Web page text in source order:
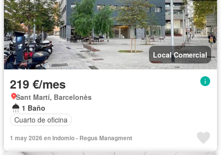
Local Comercial
219 €/mes
Sant Martí, Barcelonès
1 Baño
Cuarto de oficina
1 may 2026 en Indomio - Regus Managment